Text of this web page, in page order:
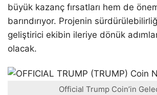
büyük kazanç fırsatları hem de
barındırıyor. Projenin
geliştirici ekibin ileriye dönük
olacak.
Official Trump Coin’in